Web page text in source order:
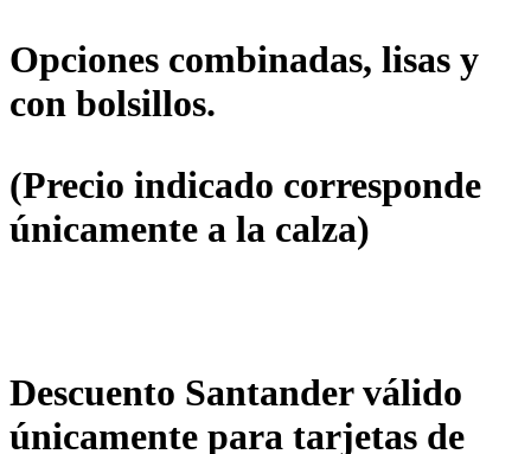
Opciones combinadas, lisas y
con bolsillos.
(Precio indicado corresponde
únicamente a la calza)
Descuento Santander válido
únicamente para tarjetas de